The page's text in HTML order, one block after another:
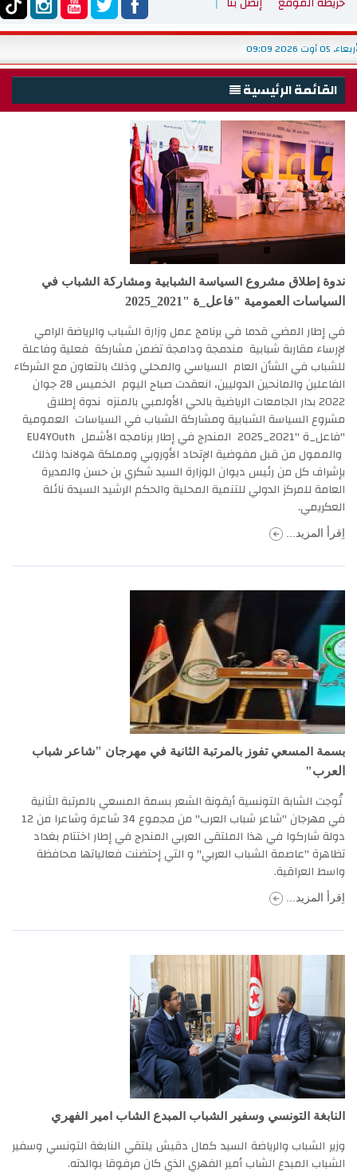
للإدارة-الأربعاء, 05 أوت 2026 09:09
القائمة الرئيسية
الرئيسية
الوزارة
شباب
رياضة
التربية البدنية والتكوين والبحث
تشغيل
ندوة إطلاق مشروع السياسة الشبابية ومشاركة الشباب في
السياسات العمومية "فاعل_ة "2021_2025
في إطار المضي قدما في برنامج عمل وزارة الشباب والرياضة الرامي
لإرساء مقاربة شبابية مندمجة ودامجة تضمن مشاركة فعلية وفاعلة
للشباب في الشأن العام السياسي والمحلي وذلك بالتعاون مع الشركاء
الفاعلين والمانحين الدوليين، انعقدت صباح اليوم الخميس 28 جوان
2022 بدار الجامعات الرياضية بالحي الأولمبي بالمنزه ندوة إطلاق
مشروع السياسة الشبابية ومشاركة الشباب في السياسات العمومية
"فاعل_ة "2021_2025 المندرج في إطار برنامجه الأشمل EU4YOuth
والممول من قبل مفوضية الإتحاد الأوروبي ومملكة هولاندا وذلك
بإشراف كل من رئيس ديوان الوزارة السيد شكري بن حسن والمديرة
العامة للمركز الدولي للتنمية المحلية والحكم الرشيد السيدة نائلة
العكريمي.
اِقرأ المزيد...
بسمة المسعي تفوز بالمرتبة الثانية في مهرجان "شاعر شباب
العرب"
تُوجت الشابة التونسية أيقونة الشعر بسمة المسعي بالمرتبة الثانية
في مهرجان "شاعر شباب العرب" من مجموع 34 شاعرة وشاعرا من 12
دولة شاركوا في هذا الملتقى العربي المندرج في إطار اختتام بغداد
تظاهرة "عاصمة الشباب العربي" و التي إحتضنت فعالياتها محافظة
واسط العراقية.
اِقرأ المزيد...
النابغة التونسي وسفير الشباب المبدع الشاب أمير الفهري
وزير الشباب والرياضة السيد كمال دقيش يلتقي النابغة التونسي وسفير
الشباب المبدع الشاب أمير الفهري الذي كان مرفوقا بوالدته.